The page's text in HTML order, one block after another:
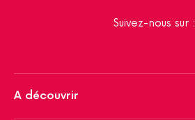
Suivez-nous sur :
A découvrir